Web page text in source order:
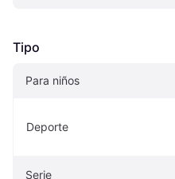
Tipo
Para niños
Deporte
Serie